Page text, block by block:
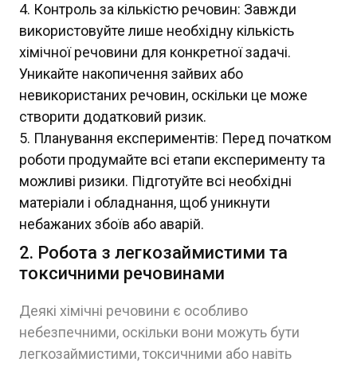
Контроль за кількістю речовин: Завжди
використовуйте лише необхідну кількість
хімічної речовини для конкретної задачі.
Уникайте накопичення зайвих або
невикористаних речовин, оскільки це може
створити додатковий ризик.
Планування експериментів: Перед початком
роботи продумайте всі етапи експерименту та
можливі ризики. Підготуйте всі необхідні
матеріали і обладнання, щоб уникнути
небажаних збоїв або аварій.
2. Робота з легкозаймистими та
токсичними речовинами
Деякі хімічні речовини є особливо
небезпечними, оскільки вони можуть бути
легкозаймистими, токсичними або навіть